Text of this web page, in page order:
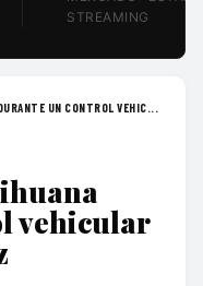
STREAMING
UN CONTROL VEHIC...
vehicular